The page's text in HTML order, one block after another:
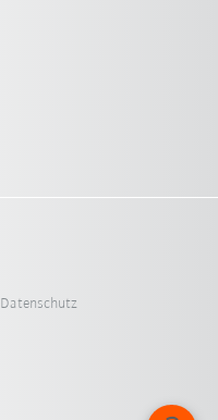
Datenschutz